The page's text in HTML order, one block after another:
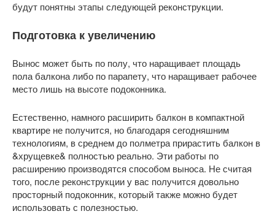
будут понятны этапы следующей реконструкции.
Подготовка к увеличению
Вынос может быть по полу, что наращивает площадь
пола балкона либо по парапету, что наращивает рабочее
место лишь на высоте подоконника.
Естественно, намного расширить балкон в компактной
квартире не получится, но благодаря сегодняшним
технологиям, в среднем до полметра прирастить балкон в
&хрущевке& полностью реально. Эти работы по
расширению производятся способом выноса. Не считая
того, после реконструкции у вас получится довольно
просторный подоконник, который также можно будет
использовать с полезностью.